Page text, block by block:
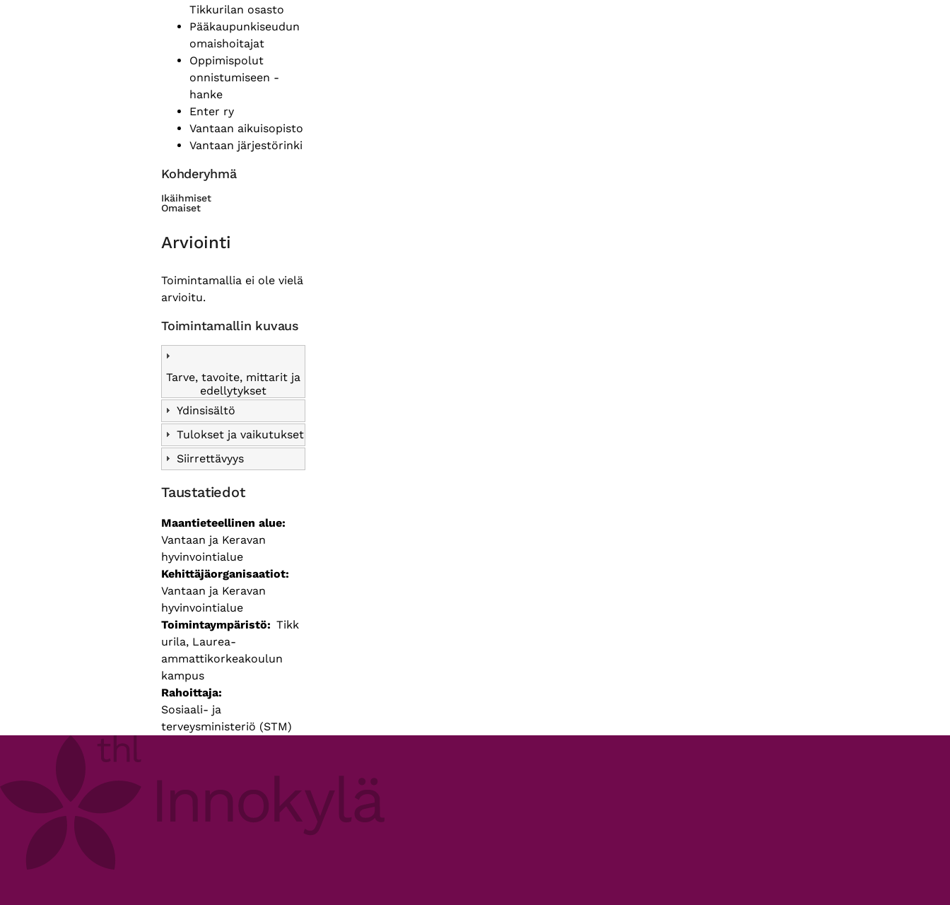
Tikkurilan osasto
Pääkaupunkiseudun
omaishoitajat
Oppimispolut
onnistumiseen -
hanke
Enter ry
Vantaan aikuisopisto
Vantaan järjestörinki
Kohderyhmä
Ikäihmiset
Omaiset
Arviointi
Toimintamallia ei ole vielä
arvioitu.
Toimintamallin kuvaus
Tarve, tavoite, mittarit ja
edellytykset
Ydinsisältö
Tulokset ja vaikutukset
Siirrettävyys
Taustatiedot
Maantieteellinen alue
Vantaan ja Keravan
hyvinvointialue
Kehittäjäorganisaatiot
Vantaan ja Keravan
hyvinvointialue
Toimintaympäristö
Tikk
urila, Laurea-
ammattikorkeakoulun
kampus
Rahoittaja
Sosiaali- ja
terveysministeriö (STM)